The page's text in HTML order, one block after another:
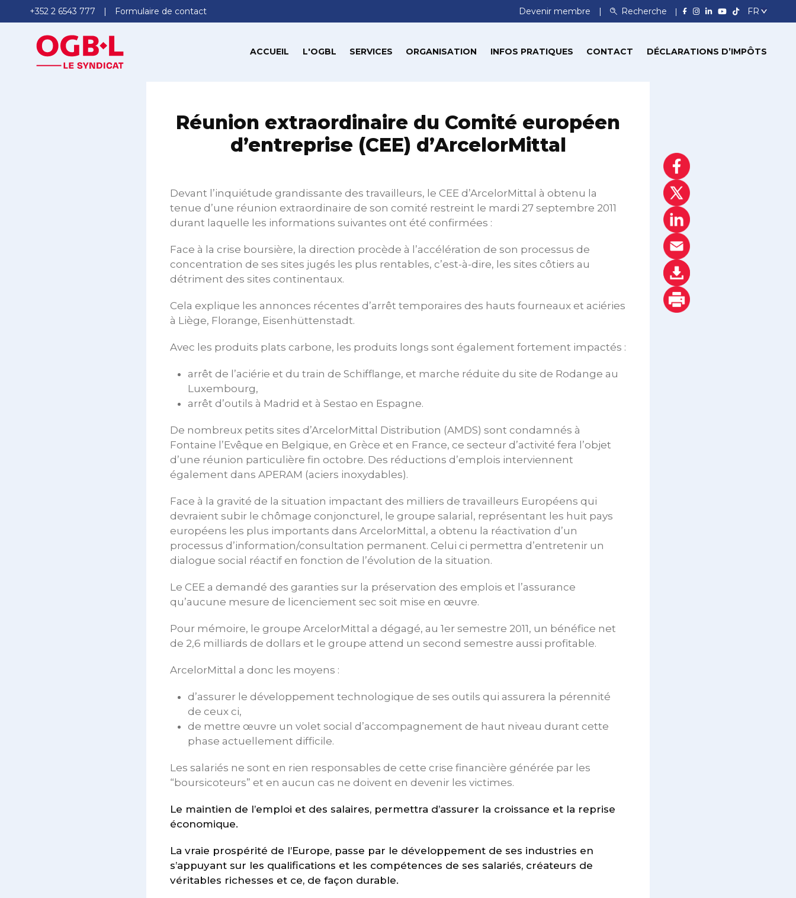
+352 2 6543 777 Formulaire de contact Devenir membre Recherche
ACCUEIL L'OGBL SERVICES ORGANISATION INFOS PRATIQUES CONTACT DÉCLARATIONS D’IMPÔTS
Réunion extraordinaire du Comité européen
d’entreprise (CEE) d’ArcelorMittal
Devant l’inquiétude grandissante des travailleurs, le CEE d’ArcelorMittal à obtenu la
tenue d’une réunion extraordinaire de son comité restreint le mardi 27 septembre 2011
durant laquelle les informations suivantes ont été confirmées :
Face à la crise boursière, la direction procède à l’accélération de son processus de
concentration de ses sites jugés les plus rentables, c’est-à-dire, les sites côtiers au
détriment des sites continentaux.
Cela explique les annonces récentes d’arrêt temporaires des hauts fourneaux et aciéries
à Liège, Florange, Eisenhüttenstadt.
Avec les produits plats carbone, les produits longs sont également fortement impactés :
arrêt de l’aciérie et du train de Schifflange, et marche réduite du site de Rodange au
Luxembourg,
arrêt d’outils à Madrid et à Sestao en Espagne.
De nombreux petits sites d’ArcelorMittal Distribution (AMDS) sont condamnés à
Fontaine l’Evêque en Belgique, en Grèce et en France, ce secteur d’activité fera l’objet
d’une réunion particulière fin octobre. Des réductions d’emplois interviennent
également dans APERAM (aciers inoxydables).
Face à la gravité de la situation impactant des milliers de travailleurs Européens qui
devraient subir le chômage conjoncturel, le groupe salarial, représentant les huit pays
européens les plus importants dans ArcelorMittal, a obtenu la réactivation d’un
processus d’information/consultation permanent. Celui ci permettra d’entretenir un
dialogue social réactif en fonction de l’évolution de la situation.
Le CEE a demandé des garanties sur la préservation des emplois et l’assurance
qu’aucune mesure de licenciement sec soit mise en œuvre.
Pour mémoire, le groupe ArcelorMittal a dégagé, au 1er semestre 2011, un bénéfice net
de 2,6 milliards de dollars et le groupe attend un second semestre aussi profitable.
ArcelorMittal a donc les moyens :
d’assurer le développement technologique de ses outils qui assurera la pérennité
de ceux ci,
de mettre œuvre un volet social d’accompagnement de haut niveau durant cette
phase actuellement difficile.
Les salariés ne sont en rien responsables de cette crise financière générée par les
“boursicoteurs” et en aucun cas ne doivent en devenir les victimes.
Le maintien de l’emploi et des salaires, permettra d’assurer la croissance et la reprise
économique.
La vraie prospérité de l’Europe, passe par le développement de ses industries en
s’appuyant sur les qualifications et les compétences de ses salariés, créateurs de
véritables richesses et ce, de façon durable.